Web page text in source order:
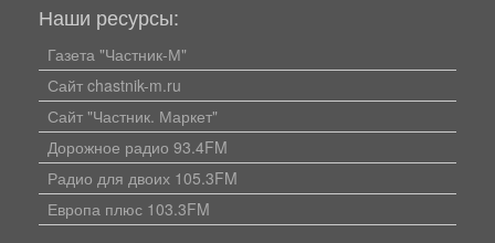
Наши ресурсы:
Газета "Частник-М"
Сайт chastnik-m.ru
Сайт "Частник. Маркет"
Дорожное радио 93.4FM
Радио для двоих 105.3FM
Европа плюс 103.3FM